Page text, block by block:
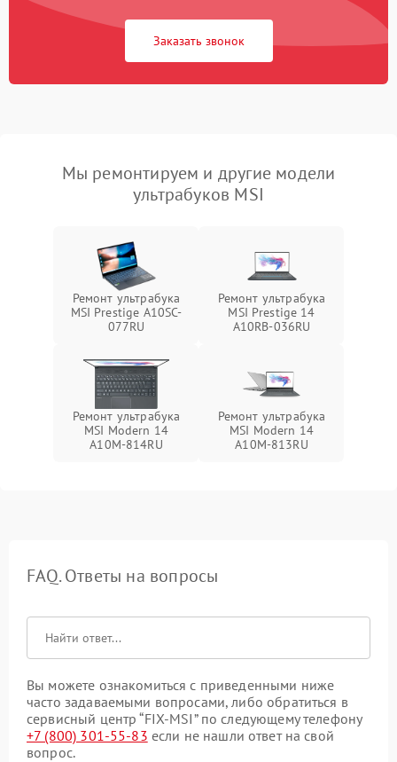
Заказать звонок
Мы ремонтируем и другие модели
ультрабуков MSI
Ремонт ультрабука
MSI Prestige A10SC-
077RU
Ремонт ультрабука
MSI Prestige 14
A10RB-036RU
Ремонт ультрабука
MSI Modern 14
A10M-814RU
Ремонт ультрабука
MSI Modern 14
A10M-813RU
FAQ. Ответы на вопросы
Вы можете ознакомиться с приведенными ниже
часто задаваемыми вопросами, либо обратиться в
сервисный центр “FIX-MSI” по следующему телефону
+7 (800) 301-55-83 если не нашли ответ на свой
вопрос.